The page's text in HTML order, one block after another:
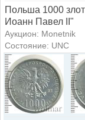
Польша 1000
Иоанн Павел II"
Аукцион: Monetnik
Состояние: UNC